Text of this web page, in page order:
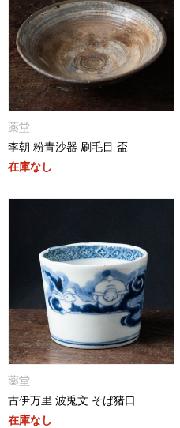
薬堂
李朝 粉青沙器 刷毛目 盃
在庫なし
薬堂
古伊万里 波兎文 そば猪口
在庫なし